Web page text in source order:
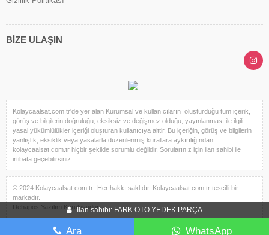
İlan sahibi: FARK OTO YEDEK PARÇA
Ara WhatsApp
BİZE ULAŞIN
Kolaycaalsat.com.tr'de yer alan Kurumsal ve kullanıcıların oluşturduğu tüm içerik,
görüş ve bilgilerin doğruluğu, eksiksiz ve değişmez olduğu, yayınlanması ile ilgili
yasal yükümlülükler içeriği oluşturan kullanıcıya aittir. Bu içeriğin, görüş ve bilgilerin
yanlışlık, eksiklik veya yasalarla düzenlenmiş kurallara aykırılığından
kolaycaalsat.com.tr hiçbir şekilde sorumlu değildir. Sorularınız için ilan sahibi ile
irtibata geçebilirsiniz.
© 2024 Kolaycaalsat.com.tr- Her hakkı saklıdır. Kolaycaalsat.com.tr tescilli bir
markadır.
Dehapos Yazılım Kuruluşudur.